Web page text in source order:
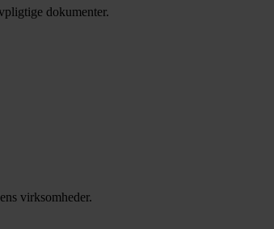
dokumenter.
virksomheder.